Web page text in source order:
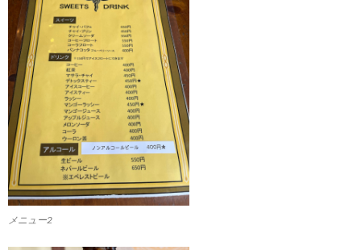
メニュー2